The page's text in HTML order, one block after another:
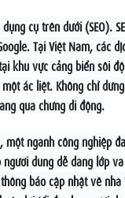
cụ trên dưới (SEO).
Tại Việt Nam, các
khu vực cảng biển sôi
ác liệt. Không chỉ
qua chừng di động.
ngành công nghiệp
dùng dễ dàng lớp
báo cập nhật về